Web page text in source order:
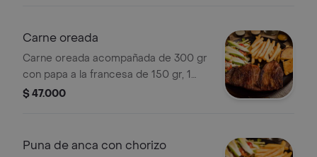
Carne oreada
Carne oreada acompañada de 300 gr
con papa a la francesa de 150 gr, 1
arepa de maíz pelao, ensalada de la
$ 47.000
Puna de anca con chorizo